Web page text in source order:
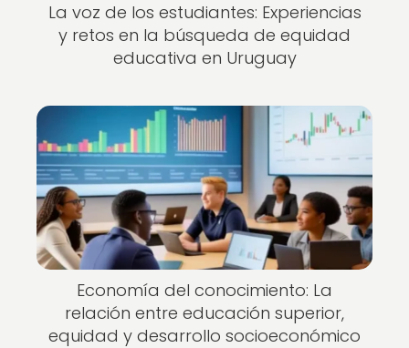
La voz de los estudiantes: Experiencias
y retos en la búsqueda de equidad
educativa en Uruguay
Economía del conocimiento: La
relación entre educación superior,
equidad y desarrollo socioeconómico